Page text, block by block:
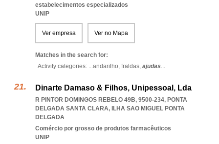
estabelecimentos especializados
UNIP
Ver empresa Ver no Mapa
Matches in the search for:
Activity categories: ...andarilho, fraldas, ajudas...
Dinarte Damaso & Filhos, Unipessoal, Lda
R PINTOR DOMINGOS REBELO 49B, 9500-234, PONTA
DELGADA SANTA CLARA, ILHA SAO MIGUEL PONTA
DELGADA
Comércio por grosso de produtos farmacêuticos
UNIP